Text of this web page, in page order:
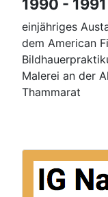
1990 - 1991
einjähriges
dem American
Malerei an der
Thammarat